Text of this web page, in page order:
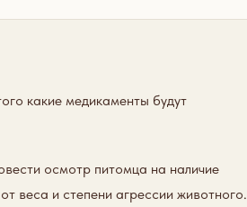
какие медикаменты будут
осмотр питомца на наличие
веса и степени агрессии животного.